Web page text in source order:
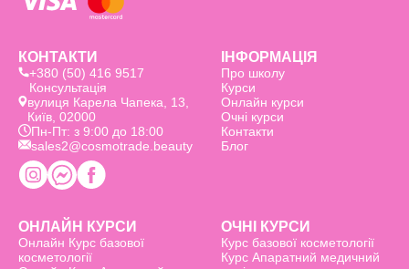
КОНТАКТИ
+380 (50) 416 9517
Консультація
вулиця Карела Чапека, 13,
Київ, 02000
Пн-Пт: з 9:00 до 18:00
sales2@cosmotrade.beauty
ІНФОРМАЦІЯ
Про школу
Курси
Онлайн курси
Очні курси
Контакти
Блог
ОНЛАЙН КУРСИ
Онлайн Курс базовоï
косметології
ОЧНІ КУРСИ
Курс базовоï косметології
Курс Апаратний медичний